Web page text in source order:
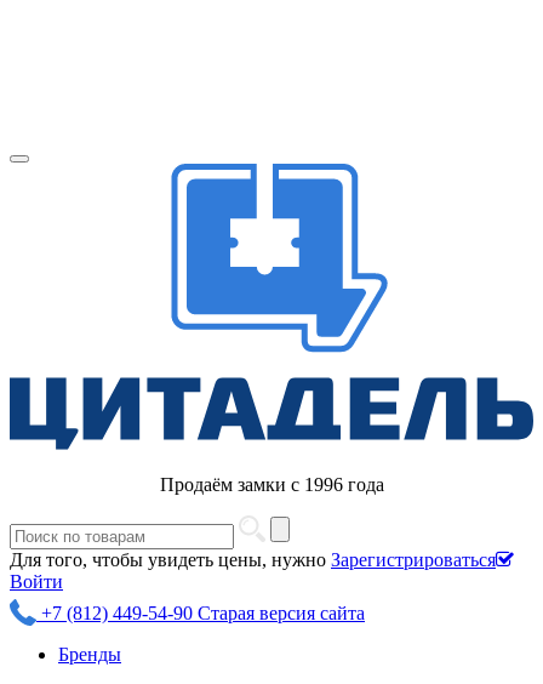
Продаём замки с 1996 года
Для того, чтобы увидеть цены, нужно Зарегистрироваться
Войти
+7 (812) 449-54-90 Старая версия сайта
Бренды